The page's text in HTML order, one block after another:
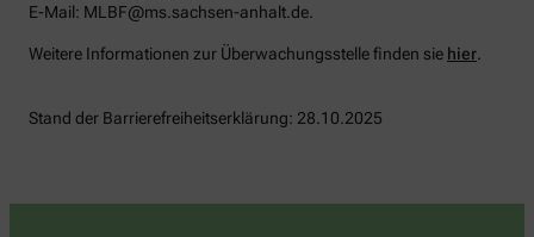
E-​Mail: MLBF@ms.sachsen-​anhalt.de.
Weitere Informationen zur Überwachungsstelle finden sie hier
Stand der Barrierefreiheitserklärung: 28.10.2025